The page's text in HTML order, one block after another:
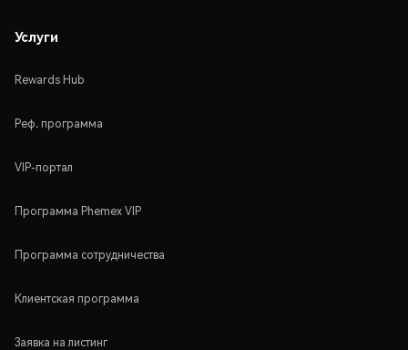
Услуги
Rewards Hub
Реф. программа
VIP-портал
Программа Phemex VIP
Программа сотрудничества
Клиентская программа
Заявка на листинг